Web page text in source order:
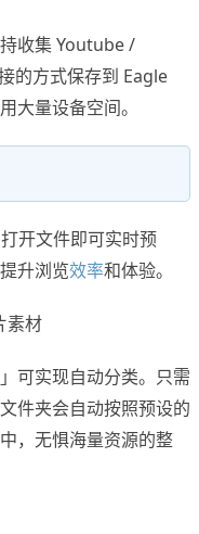
收集 Youtube /
的方式保存到 Eagle
大量设备空间。
开文件即可实时预
升浏览效率和体验。
可实现自动分类。只需
件夹会自动按照预设的
，无惧海量资源的整